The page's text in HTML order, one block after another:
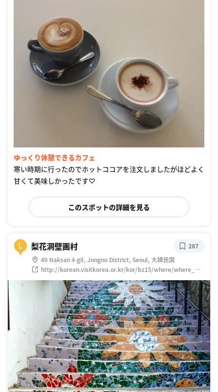
ゆっくり休憩できるカフェ
寒い時期に行ったのでホットココアを注文しましたがほどよく
甘くて美味しかったです♡
このスポットの詳細を見る
L 梨花洞壁画村
49 Naksan 4-gil, Jongno District, Seoul, 大韓民国
http://korean.visitkorea.or.kr/kor/bz15/where/where_ma
in_search.jsp?cid=1102845&out_service=Y
287